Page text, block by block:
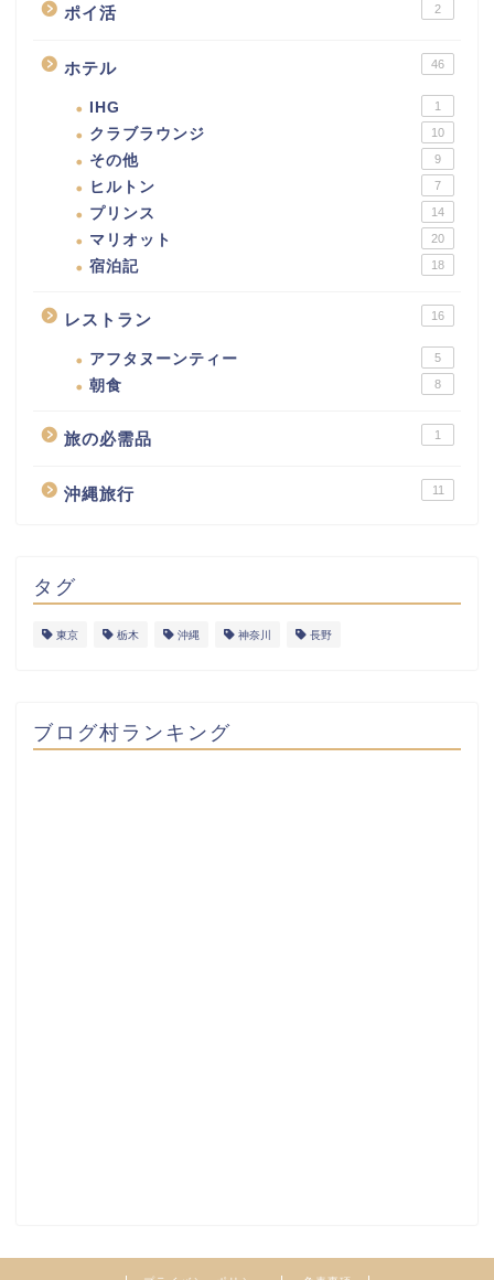
ポイ活 2
ホテル 46
IHG 1
クラブラウンジ 10
その他 9
ヒルトン 7
プリンス 14
マリオット 20
宿泊記 18
レストラン 16
アフタヌーンティー 5
朝食 8
旅の必需品 1
沖縄旅行 11
タグ
東京 栃木 沖縄 神奈川 長野
ブログ村ランキング